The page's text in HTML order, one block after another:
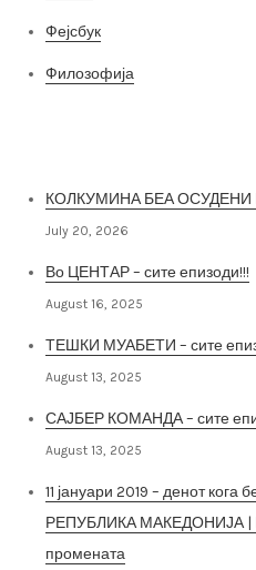
Фејсбук
Филозофија
КОЛКУМИНА БЕА ОСУДЕНИ
July 20, 2026
Во ЦЕНТАР – сите епизоди!!!
August 16, 2025
ТЕШКИ МУАБЕТИ – сите
August 13, 2025
САЈБЕР КОМАНДА – сите
August 13, 2025
11 јануари 2019 – денот
РЕПУБЛИКА МАКЕДОНИЈА |
промената